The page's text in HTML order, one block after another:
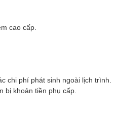
cao cấp.
chi phí phát sinh ngoài lịch trình.
bị khoản tiền phụ cấp.